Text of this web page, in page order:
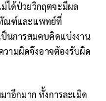
ได้ป่วยวิกฤตจะมีผล
ณฑ์และแพทย์ที่
นการสมคบคิดแบ่งงาน
ามผิดจึงอาจต้องรับผิด
าอีกมาก ทั้งการละเมิด